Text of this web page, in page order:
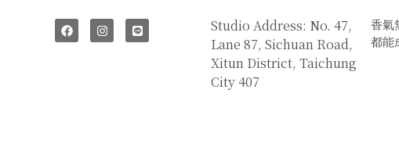
Studio Address: No. 47,
Lane 87, Sichuan Road,
Xitun District, Taichung
City 407
香氣
都能